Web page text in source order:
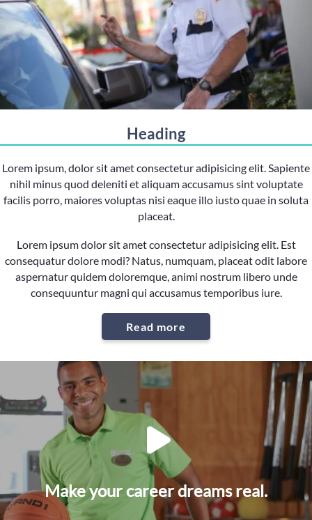
Heading
Lorem ipsum, dolor sit amet consectetur adipisicing elit. Sapiente
nihil minus quod deleniti et aliquam accusamus sint voluptate
facilis porro, maiores voluptas nisi eaque illo iusto quae in soluta
placeat.
Lorem ipsum dolor sit amet consectetur adipisicing elit. Est
consequatur dolore modi? Natus, numquam, placeat odit labore
aspernatur quidem doloremque, animi nostrum libero unde
consequuntur magni qui accusamus temporibus iure.
Read more
Make your career dreams real.